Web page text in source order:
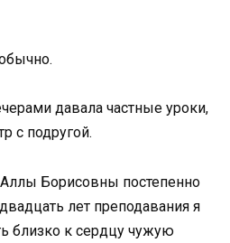
давала частные уроки,
с подругой.
Борисовны постепенно
лет преподавания я
близко к сердцу чужую